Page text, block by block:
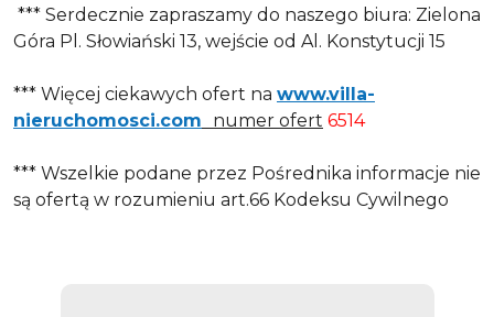
*** Serdecznie zapraszamy do naszego biura: Zielona
Góra Pl. Słowiański 13, wejście od Al. Konstytucji 15
*** Więcej ciekawych ofert na www.villa-
nieruchomosci.com
numer ofert 6514
*** Wszelkie podane przez Pośrednika informacje nie
są ofertą w rozumieniu art.66 Kodeksu Cywilnego